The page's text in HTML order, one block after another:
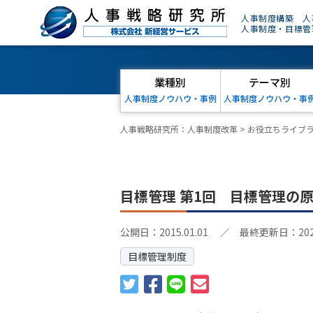
人事制度構築 人
人事制度・目標
業種別
人事制度ノウハウ・事例
テーマ別
人事制度ノウハウ・事
人事戦略研究所：人事制度改革 > お役立ちライブ
目標管理 第1回 目標管理の
公開日：2015.01.01
／ 最終更新日：
目標管理制度